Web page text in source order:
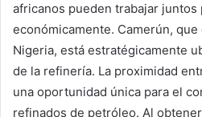
africanos pueden trabajar juntos
económicamente. Camerún,
Nigeria, está estratégicamente
de la refinería. La proximidad
una oportunidad única para el
refinados de petróleo. Al